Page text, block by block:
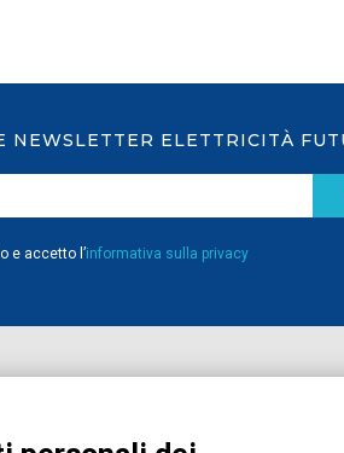
NEWSLETTER ELETTRICITÀ
e accetto l’informativa sulla privacy
Media